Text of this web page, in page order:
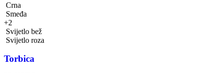
Crna
Smeđa
+2
Svijetlo bež
Svijetlo roza
Torbica